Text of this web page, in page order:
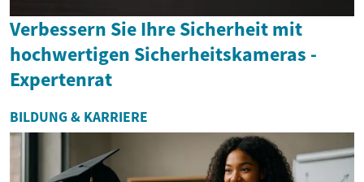
Verbessern Sie Ihre Sicherheit mit
hochwertigen Sicherheitskameras -
Expertenrat
BILDUNG & KARRIERE